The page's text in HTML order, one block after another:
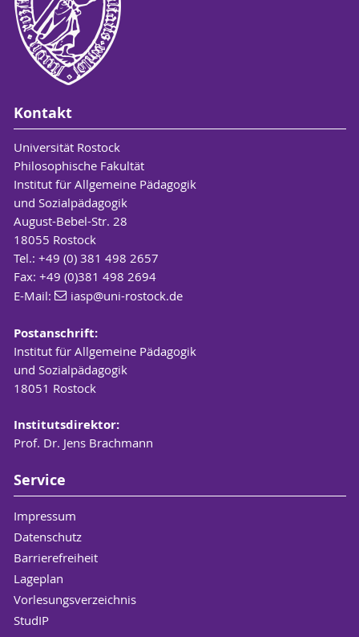
Kontakt
Universität Rostock
Philosophische Fakultät
Institut für Allgemeine Pädagogik
und Sozialpädagogik
August-Bebel-Str. 28
18055 Rostock
Tel.: +49 (0) 381 498 2657
Fax: +49 (0)381 498 2694
E-Mail:
iasp@uni-rostock.de
Postanschrift:
Institut für Allgemeine Pädagogik
und Sozialpädagogik
18051 Rostock
Institutsdirektor:
Prof. Dr. Jens Brachmann
Service
Impressum
Datenschutz
Barrierefreiheit
Lageplan
Vorlesungsverzeichnis
StudIP